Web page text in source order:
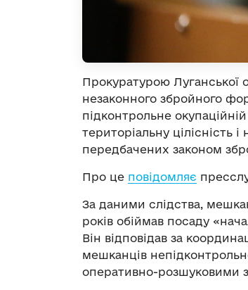
Прокуратурою Луганської
незаконного збройного
підконтрольне
територіальну цілісність
передбачених законом
Про це повідомляє
За даними слідства,
років обіймав посаду
Він відповідав за
мешканців
оперативно-розшуковими